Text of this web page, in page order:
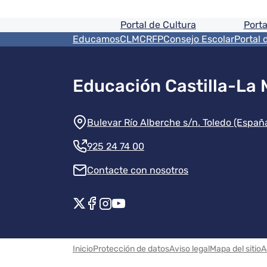
Pie de pagina
Portal de Cultura
Menú del pie
EducamosCLMCRFPConsejo EscolarPortal
Educación Castilla-La
Información de la
Bulevar Río Alberche s/n. Toledo
925 24 74 00
Contacte con nosotros
Redes sociales institución
Menú legal
InicioProtección de datosAviso legalMapa del sitio